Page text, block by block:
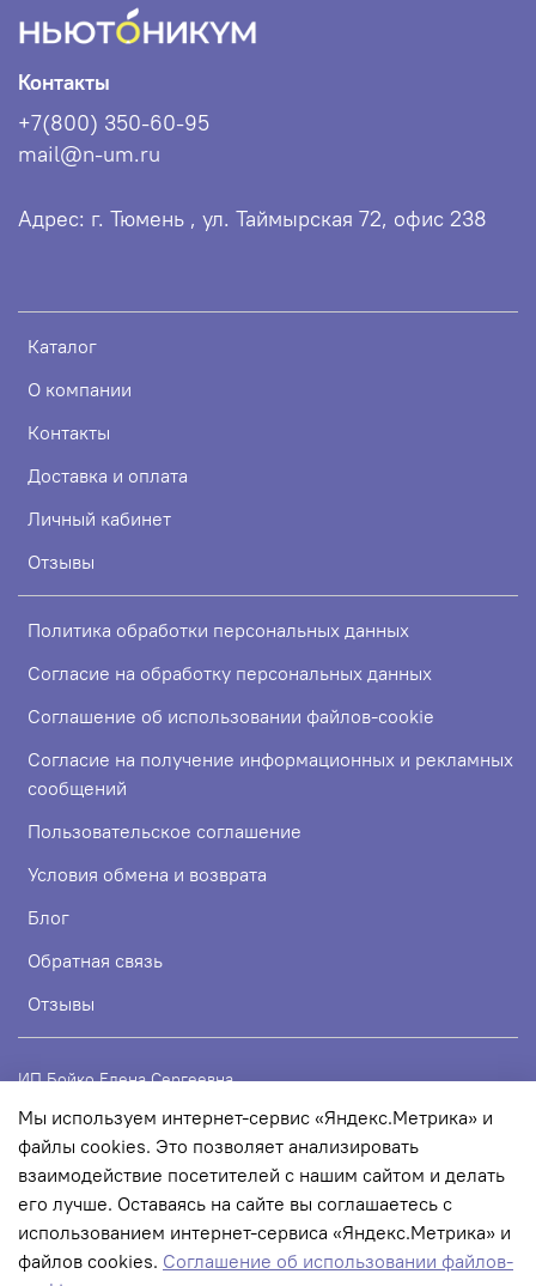
Каталог
О компании
Контакты
Доставка и оплата
Личный кабинет
Отзывы
Политика обработки персональных данных
Согласие на обработку персональных данных
Соглашение об использовании файлов-cookie
Согласие на получение информационных и рекламных
сообщений
Пользовательское соглашение
Условия обмена и возврата
Блог
Обратная связь
Отзывы
Контакты
+7(800) 350-60-95
mail@n-um.ru
Адрес: г. Тюмень , ул. Таймырская 72, офис 238
ИП Бойко Елена Сергеевна
ИНН 720319113307
ОГРНИП 324723200067956
© 2022 Любое использование контента без письменного
разрешения запрещено
Мы используем интернет-сервис «Яндекс.Метрика» и
файлы cookies. Это позволяет анализировать
взаимодействие посетителей с нашим сайтом и делать
его лучше. Оставаясь на сайте вы соглашаетесь с
использованием интернет-сервиса «Яндекс.Метрика» и
файлов cookies. Соглашение об использовании файлов-